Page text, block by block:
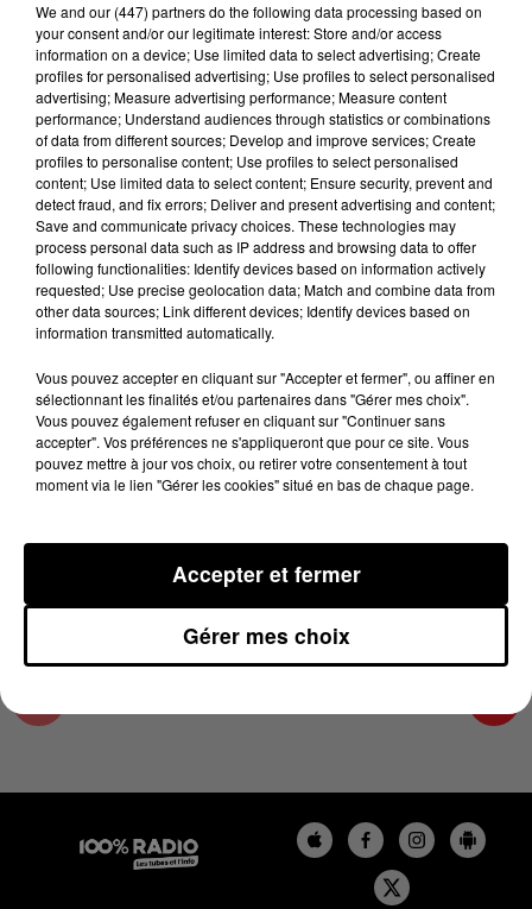
Lecture (2 min 24 sec)
100%
100% Radio les infos du Tarn et Garonne
12 novembre 2024 - 2 min 24 sec
LES INFOS DU TARN ET GARONNE DU
12/11/2024 À 10H00
Podcasts infos du Tarn et Garonne
We and our (447) partnersdo the following data processing based on
your consent and/or our legitimate interest: Store and/or access
information on a device; Use limited data to select advertising; Create
profiles for personalised advertising; Use profiles to select personalised
advertising; Measure advertising performance; Measure content
performance; Understand audiences through statistics or combinations
of data from different sources; Develop and improve services; Create
profiles to personalise content; Use profiles to select personalised
content; Use limited data to select content; Ensure security, prevent and
detect fraud, and fix errors; Deliver and present advertising and content;
Save and communicate privacy choices. These technologies may
process personal data such as IP address and browsing data to offer
following functionalities: Identify devices based on information actively
requested; Use precise geolocation data; Match and combine data from
other data sources; Link different devices; Identify devices based on
information transmitted automatically.
Vous pouvez accepter en cliquant sur "Accepter et fermer", ou affiner en
sélectionnant les finalités et/ou partenaires dans "Gérer mes choix".
Vous pouvez également refuser en cliquant sur "Continuer sans
accepter". Vos préférences ne s'appliqueront que pour ce site. Vous
pouvez mettre à jour vos choix, ou retirer votre consentement à tout
moment via le lien "Gérer les cookies" situé en bas de chaque page.
Gérer mes choix
Accepter et fermer